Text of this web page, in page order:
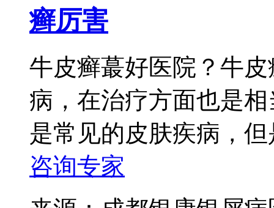
癣厉害
牛皮癣蕞好医院？牛
病，在治疗方面也是
是常见的皮肤疾病，
咨询专家